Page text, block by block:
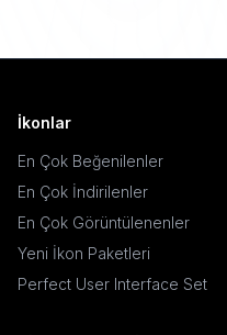
İkonlar
En Çok Beğenilenler
En Çok İndirilenler
En Çok Görüntülenenler
Yeni İkon Paketleri
Perfect User Interface Set